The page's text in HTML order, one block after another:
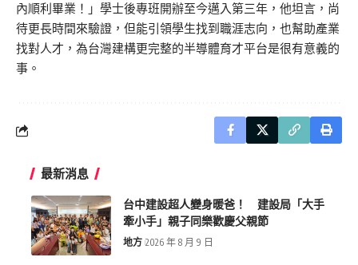
內順利畢業！」學士後專班開辦至今邁入第三年，他坦言，尚
待更長時間來驗證，但能引領學生找到職涯志向，也幫助產業
找對人才，為台灣建構更完整的半導體育才平台是很有意義的
事。
最新消息
台中建設超人變身暖爸！ 建設局「大手
牽小手」親子同樂歡慶父親節
地方 2026 年 8 月 9 日